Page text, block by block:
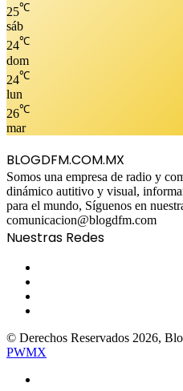
25℃
sáb
24℃
dom
24℃
lun
26℃
mar
BLOGDFM.COM.MX
Somos una empresa de radio y
dinámico autitivo y visual,
para el mundo, Síguenos en
comunicacion@blogdfm.com
Nuestras Redes
© Derechos Reservados 2026,
PWMX